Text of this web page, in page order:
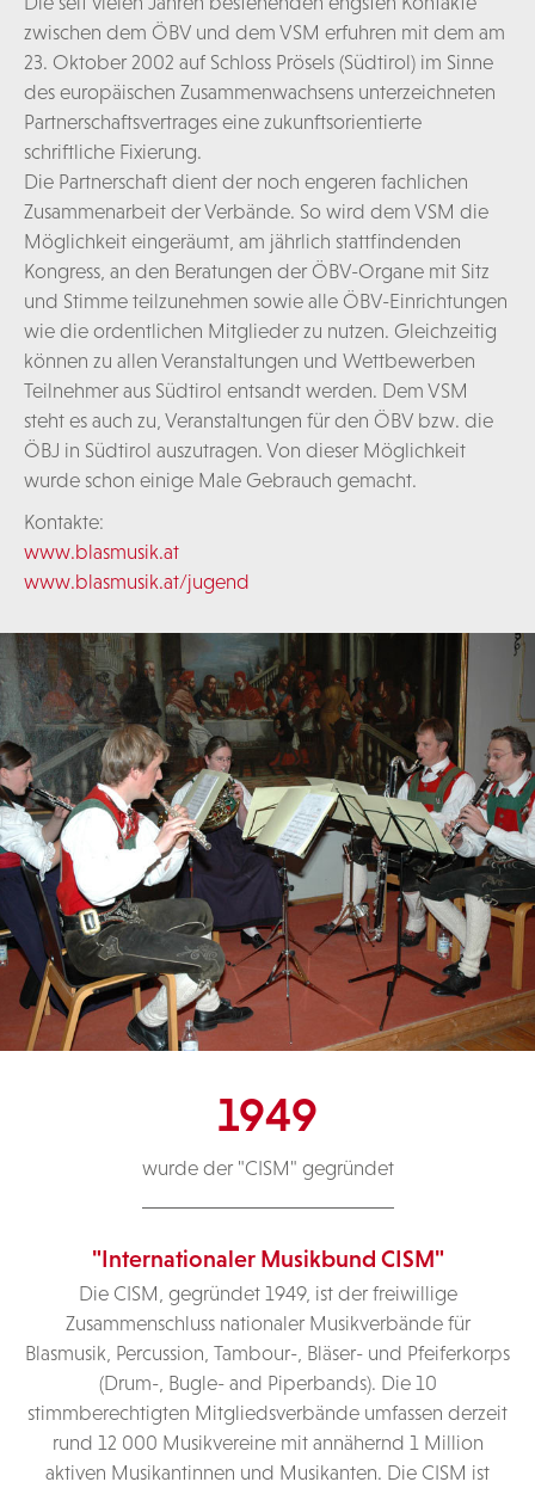
zwischen dem ÖBV und dem VSM erfuhren mit dem am
23. Oktober 2002 auf Schloss Prösels (Südtirol) im Sinne
des europäischen Zusammenwachsens unterzeichneten
Partnerschaftsvertrages eine zukunftsorientierte
schriftliche Fixierung.
Die Partnerschaft dient der noch engeren fachlichen
Zusammenarbeit der Verbände. So wird dem VSM die
Möglichkeit eingeräumt, am jährlich stattfindenden
Kongress, an den Beratungen der ÖBV-Organe mit Sitz
und Stimme teilzunehmen sowie alle ÖBV-Einrichtungen
wie die ordentlichen Mitglieder zu nutzen. Gleichzeitig
können zu allen Veranstaltungen und Wettbewerben
Teilnehmer aus Südtirol entsandt werden. Dem VSM
steht es auch zu, Veranstaltungen für den ÖBV bzw. die
ÖBJ in Südtirol auszutragen. Von dieser Möglichkeit
wurde schon einige Male Gebrauch gemacht.
Kontakte:
www.blasmusik.at
www.blasmusik.at/jugend
1949
wurde der "CISM" gegründet
"Internationaler Musikbund CISM"
Die CISM, gegründet 1949, ist der freiwillige
Zusammenschluss nationaler Musikverbände für
Blasmusik, Percussion, Tambour-, Bläser- und Pfeiferkorps
(Drum-, Bugle- and Piperbands). Die 10
stimmberechtigten Mitgliedsverbände umfassen derzeit
rund 12 000 Musikvereine mit annähernd 1 Million
aktiven Musikantinnen und Musikanten. Die CISM ist